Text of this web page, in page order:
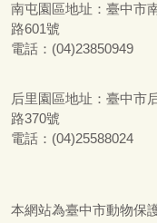
南屯園區地址： 臺中市
路601號
電話：(04)23850949
后里園區地址： 臺中市
路370號
電話：(04)25588024
本網站為臺中市動物保